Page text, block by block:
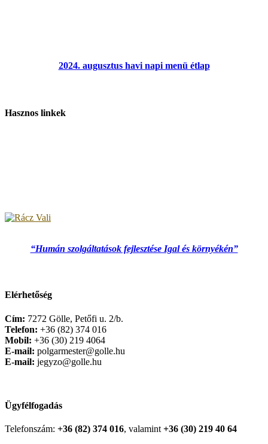
2024. augusztus havi napi menü étlap
Hasznos linkek
“Humán szolgáltatások fejlesztése Igal és környékén”
Elérhetőség
Cím: 7272 Gölle, Petőfi u. 2/b.
Telefon: +36 (82) 374 016
Mobil: +36 (30) 219 4064
E-mail: polgarmester@golle.hu
E-mail: jegyzo@golle.hu
Ügyfélfogadás
Telefonszám: +36 (82) 374 016, valamint +36 (30) 219 40 64